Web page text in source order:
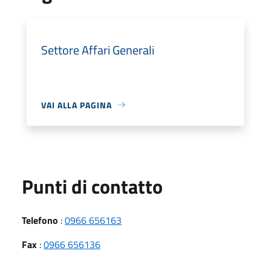
Settore Affari Generali
VAI ALLA PAGINA
Punti di contatto
Telefono :0966 656163
Fax :0966 656136